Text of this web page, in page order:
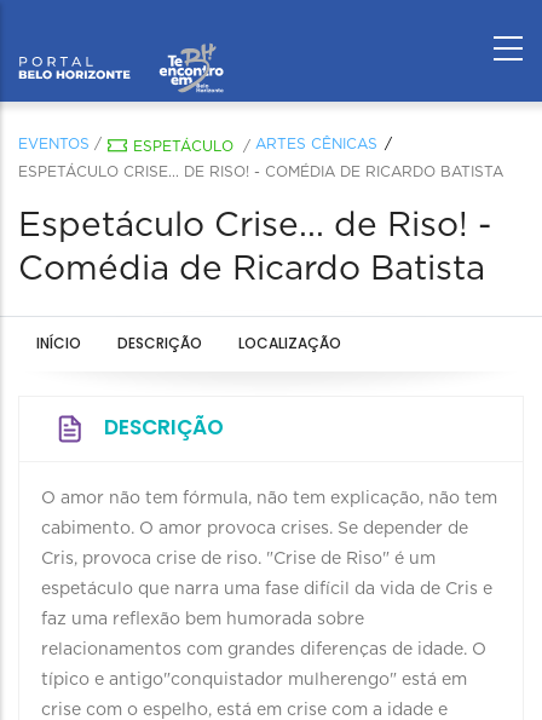
EVENTOS / ESPETÁCULO / ARTES CÊNICAS
ESPETÁCULO CRISE... DE RISO! - COMÉDIA DE RICARDO BATISTA
Espetáculo Crise... de Riso! -
Comédia de Ricardo Batista
INÍCIO DESCRIÇÃO LOCALIZAÇÃO
DESCRIÇÃO
O amor não tem fórmula, não tem explicação, não tem
cabimento. O amor provoca crises. Se depender de
Cris, provoca crise de riso. "Crise de Riso" é um
espetáculo que narra uma fase difícil da vida de Cris e
faz uma reflexão bem humorada sobre
relacionamentos com grandes diferenças de idade. O
típico e antigo"conquistador mulherengo" está em
crise com o espelho, está em crise com a idade e